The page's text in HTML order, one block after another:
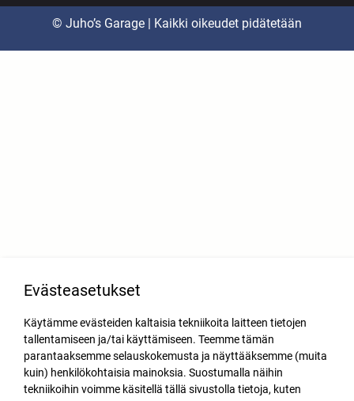
© Juho’s Garage | Kaikki oikeudet pidätetään
Evästeasetukset
Käytämme evästeiden kaltaisia tekniikoita laitteen tietojen
tallentamiseen ja/tai käyttämiseen. Teemme tämän
parantaaksemme selauskokemusta ja näyttääksemme (muita
kuin) henkilökohtaisia mainoksia. Suostumalla näihin
tekniikoihin voimme käsitellä tällä sivustolla tietoja, kuten